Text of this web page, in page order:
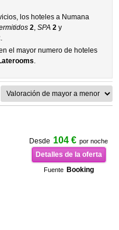
los hoteles a Numana
2,SPA 2 y
.
el mayor numero de hoteles
.
Desde 104 € por noche
Detalles de la oferta
Fuente Booking